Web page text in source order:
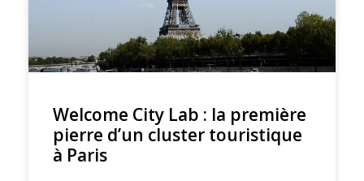
Welcome City Lab : la première
pierre d’un cluster touristique
à Paris